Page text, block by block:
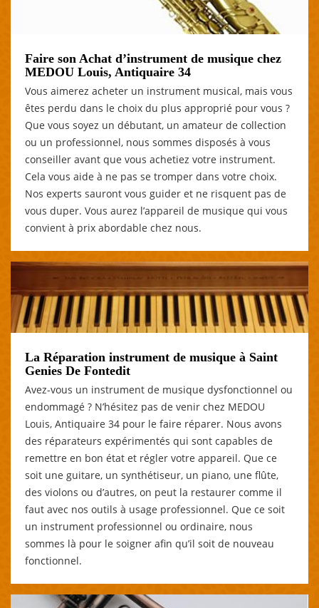
Faire son Achat d’instrument de musique chez
MEDOU Louis, Antiquaire 34
Vous aimerez acheter un instrument musical, mais vous
êtes perdu dans le choix du plus approprié pour vous ?
Que vous soyez un débutant, un amateur de collection
ou un professionnel, nous sommes disposés à vous
conseiller avant que vous achetiez votre instrument.
Cela vous aide à ne pas se tromper dans votre choix.
Nos experts sauront vous guider et ne risquent pas de
vous duper. Vous aurez l’appareil de musique qui vous
convient à prix abordable chez nous.
La Réparation instrument de musique à Saint
Genies De Fontedit
Avez-vous un instrument de musique dysfonctionnel ou
endommagé ? N’hésitez pas de venir chez MEDOU
Louis, Antiquaire 34 pour le faire réparer. Nous avons
des réparateurs expérimentés qui sont capables de
remettre en bon état et régler votre appareil. Que ce
soit une guitare, un synthétiseur, un piano, une flûte,
des violons ou d’autres, on peut la restaurer comme il
faut avec nos outils à usage professionnel. Que ce soit
un instrument professionnel ou ordinaire, nous
sommes là pour le soigner afin qu’il soit de nouveau
fonctionnel.